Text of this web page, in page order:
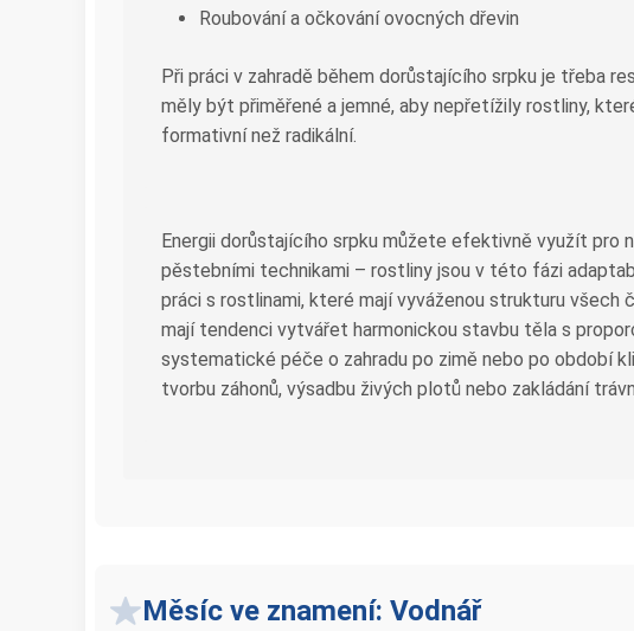
Roubování a očkování ovocných dřevin
Při práci v zahradě během dorůstajícího srpku je třeba
měly být přiměřené a jemné, aby nepřetížily rostliny,
formativní než radikální.
Energii dorůstajícího srpku můžete efektivně využít pro
pěstebními technikami – rostliny jsou v této fázi
práci s rostlinami, které mají vyváženou strukturu všech
mají tendenci vytvářet harmonickou stavbu těla s
systematické péče o zahradu po zimě nebo po období
tvorbu záhonů, výsadbu živých plotů nebo zakládání
Měsíc ve znamení: Vodnář